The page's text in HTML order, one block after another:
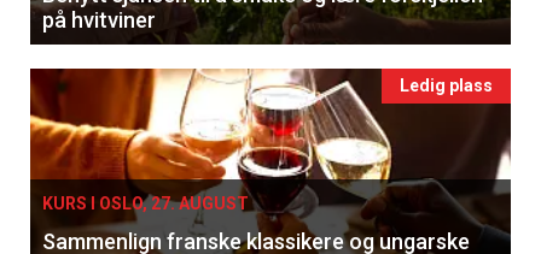
på hvitviner
Ledig plass
KURS I OSLO, 27. AUGUST
Sammenlign franske klassikere og ungarske